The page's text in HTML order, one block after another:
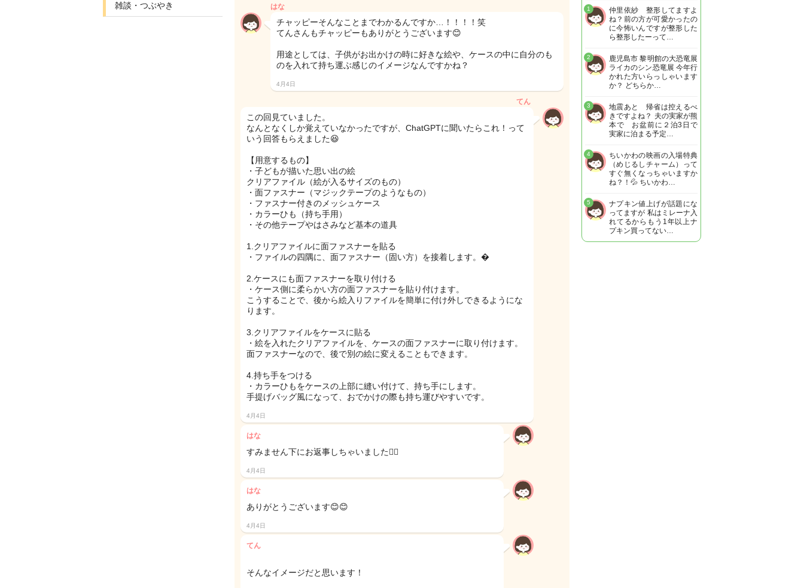
雑談・つぶやき はな
チャッピーそんなことまでわかるんですか…！！！！笑
てんさんもチャッピーもありがとうございます😊
用途としては、子供がお出かけの時に好きな絵や、ケースの中に自分のも
のを入れて持ち運ぶ感じのイメージなんですかね？
4月4日
てん
この回見ていました。
なんとなくしか覚えていなかったですが、ChatGPTに聞いたらこれ！って
いう回答もらえました😆
【用意するもの】
・子どもが描いた思い出の絵
クリアファイル（絵が入るサイズのもの）
・面ファスナー（マジックテープのようなもの）
・ファスナー付きのメッシュケース
・カラーひも（持ち手用）
・その他テープやはさみなど基本の道具
1.クリアファイルに面ファスナーを貼る
・ファイルの四隅に、面ファスナー（固い方）を接着します。�
2.ケースにも面ファスナーを取り付ける
・ケース側に柔らかい方の面ファスナーを貼り付けます。
こうすることで、後から絵入りファイルを簡単に付け外しできるようにな
ります。
3.クリアファイルをケースに貼る
・絵を入れたクリアファイルを、ケースの面ファスナーに取り付けます。
面ファスナーなので、後で別の絵に変えることもできます。
4.持ち手をつける
・カラーひもをケースの上部に縫い付けて、持ち手にします。
手提げバッグ風になって、おでかけの際も持ち運びやすいです。
4月4日
はな
すみません下にお返事しちゃいました🙇‍♀️
4月4日
はな
ありがとうございます😊😊
4月4日
てん
そんなイメージだと思います！
仲里依紗 整形してますよ
ね？前の方が可愛かったの
に今怖いんですが整形した
ら整形したーって…
1
鹿児島市 黎明館の大恐竜展
ライカのシン恐竜展 今年行
かれた方いらっしゃいます
か？ どちらか…
2
地震あと 帰省は控えるべ
きですよね？ 夫の実家が熊
本で お盆前に２泊3日で
実家に泊まる予定…
3
ちいかわの映画の入場特典
（めじるしチャーム）って
すぐ無くなっちゃいますか
ね？！💦 ちいかわ…
4
ナプキン値上げが話題にな
ってますが 私はミレーナ入
れてるからもう1年以上ナ
プキン買ってない…
5